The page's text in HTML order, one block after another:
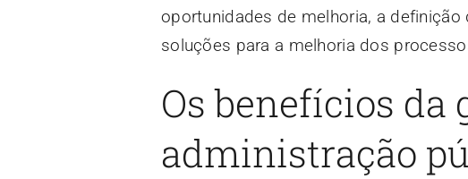
oportunidades de melhoria, a
soluções para a melhoria dos
Os benefícios da
administração